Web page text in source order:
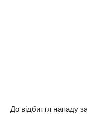
До відбиття нападу